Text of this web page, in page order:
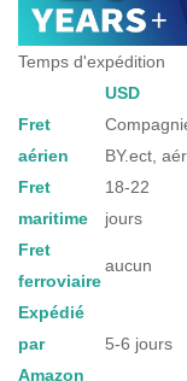
Temps d'expédition
USD
Fret
aérien
BY.ect,
Fret
maritime
18-22
jours
Fret
ferroviaire
aucun
Expédié
par
Amazon
5-6 jours